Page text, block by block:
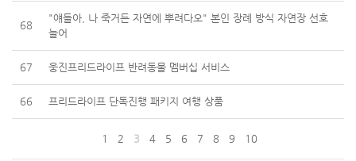
68
"얘들아, 나 죽거든 자연에 뿌려다오" 본인 장례 방식 자연장 선호
늘어
67 웅진프리드라이프 반려동물 멤버십 서비스
66 프리드라이프 단독진행 패키지 여행 상품
1 2 3 4 5 6 7 8 9 10